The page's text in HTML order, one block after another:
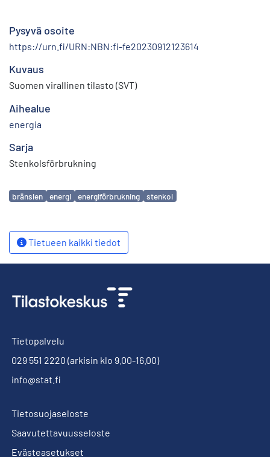
Pysyvä osoite
https://urn.fi/URN:NBN:fi-fe20230912123614
Kuvaus
Suomen virallinen tilasto (SVT)
Aihealue
energia
Sarja
Stenkolsförbrukning
Avainsanat
bränslen energi energiförbrukning stenkol
Tietueen kaikki tiedot
Tietopalvelu
029 551 2220 (arkisin klo 9.00-16.00)
info@stat.fi
Tietosuojaseloste
Saavutettavuusseloste
Evästeasetukset